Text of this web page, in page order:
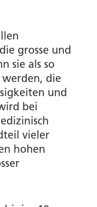
grosse und
sie als so
die
und
bei
vieler
hohen